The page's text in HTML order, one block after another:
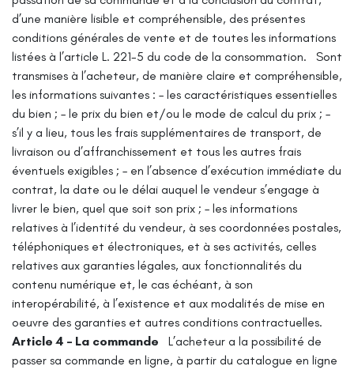
d’une manière lisible et compréhensible, des présentes
conditions générales de vente et de toutes les informations
listées à l’article L. 221-5 du code de la consommation.
Sont
transmises à l’acheteur, de manière claire et compréhensible,
les informations suivantes : – les caractéristiques essentielles
du bien ; – le prix du bien et/ou le mode de calcul du prix ; –
s’il y a lieu, tous les frais supplémentaires de transport, de
livraison ou d’affranchissement et tous les autres frais
éventuels exigibles ; – en l’absence d’exécution immédiate du
contrat, la date ou le délai auquel le vendeur s’engage à
livrer le bien, quel que soit son prix ; – les informations
relatives à l’identité du vendeur, à ses coordonnées postales,
téléphoniques et électroniques, et à ses activités, celles
relatives aux garanties légales, aux fonctionnalités du
contenu numérique et, le cas échéant, à son
interopérabilité, à l’existence et aux modalités de mise en
oeuvre des garanties et autres conditions contractuelles.
Article 4 – La commande
L’acheteur a la possibilité de
passer sa commande en ligne, à partir du catalogue en ligne